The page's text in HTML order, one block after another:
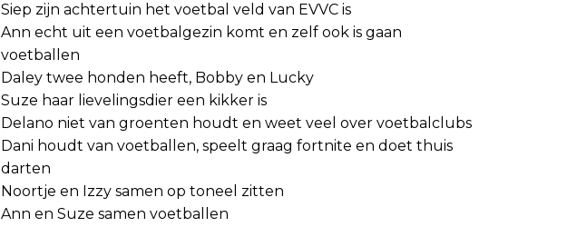
Siep zijn achtertuin het voetbal veld van EVVC is
Ann echt uit een voetbalgezin komt en zelf ook is gaan
voetballen
Daley twee honden heeft, Bobby en Lucky
Suze haar lievelingsdier een kikker is
Delano niet van groenten houdt en weet veel over voetbalclubs
Dani houdt van voetballen, speelt graag fortnite en doet thuis
darten
Noortje en Izzy samen op toneel zitten
Ann en Suze samen voetballen